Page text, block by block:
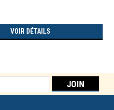
VOIR DÉTAILS